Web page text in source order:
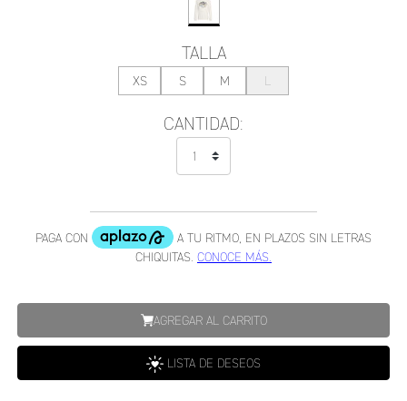
TALLA
XS S M L
CANTIDAD:
AGREGAR AL CARRITO
LISTA DE DESEOS